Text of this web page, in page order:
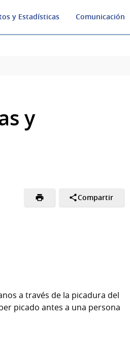
y Estadísticas Comunicación
y
Compartir
a través de la picadura del
picado antes a una persona